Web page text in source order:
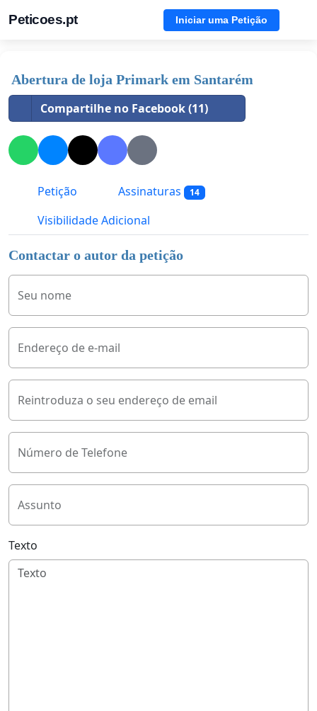
Peticoes.pt Iniciar uma Petição
Abertura de loja Primark em Santarém
Compartilhe no Facebook (11)
Petição Assinaturas 14
Visibilidade Adicional
Contactar o autor da petição
Seu nome
Endereço de e-mail
Reintroduza o seu endereço de email
Número de Telefone
Assunto
Texto